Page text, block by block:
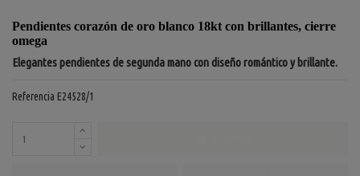
Pendientes corazón de oro blanco 18kt con brillantes, cierre
omega
Elegantes pendientes de segunda mano con diseño romántico y brillante.
Referencia E24528/1